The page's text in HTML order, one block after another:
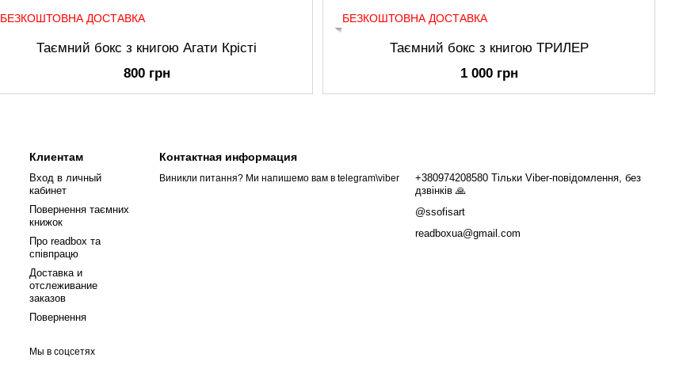
БЕЗКОШТОВНА ДОСТАВКА
Таємний бокс з книгою Агати Крісті
800 грн
БЕЗКОШТОВНА ДОСТАВКА
Таємний бокс з книгою ТРИЛЕР
1 000 грн
Клиентам
Вход в личный
кабинет
Повернення таємних
книжок
Про readbox та
співпрацю
Доставка и
отслеживание
заказов
Повернення
Мы в соцсетях
Контактная информация
Виникли питання? Ми напишемо вам в telegram\viber
+380974208580 Тільки Viber-повідомлення, без
дзвінків 🙏
@ssofisart
readboxua@gmail.com